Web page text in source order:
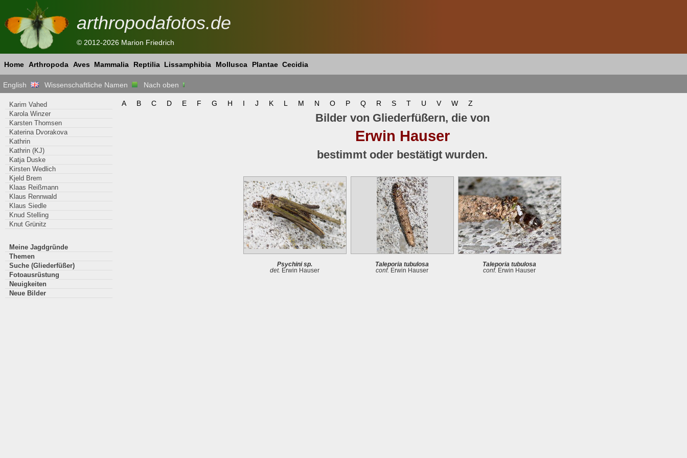
arthropodafotos.de
© 2012-2026 Marion Friedrich
Home Arthropoda Aves Mammalia Reptilia Lissamphibia Mollusca Plantae Cecidia
English Wissenschaftliche Namen Nach oben
A B C D E F G H I J K L M N O P Q R S T U V W Z
Bilder von Gliederfüßern, die von
Erwin Hauser
bestimmt oder bestätigt wurden.
Psychini sp.
det. Erwin Hauser
Taleporia tubulosa
conf. Erwin Hauser
Taleporia tubulosa
conf. Erwin Hauser
Karim Vahed
Karola Winzer
Karsten Thomsen
Katerina Dvorakova
Kathrin
Kathrin (KJ)
Katja Duske
Kirsten Wedlich
Kjeld Brem
Klaas Reißmann
Klaus Rennwald
Klaus Siedle
Knud Stelling
Knut Grünitz
Meine Jagdgründe
Themen
Suche (Gliederfüßer)
Fotoausrüstung
Neuigkeiten
Neue Bilder